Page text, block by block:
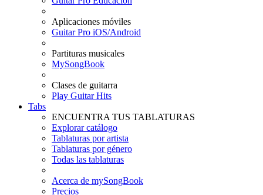
Aplicaciones móviles
Guitar Pro iOS/Android
Partituras musicales
MySongBook
Clases de guitarra
Play Guitar Hits
Tabs
ENCUENTRA TUS TABLATURAS
Explorar catálogo
Tablaturas por artista
Tablaturas por género
Todas las tablaturas
Acerca de mySongBook
Precios